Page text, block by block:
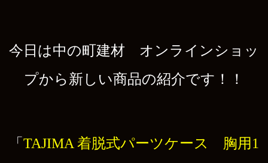
今日は中の町建材 オンラインショッ
プから新しい商品の紹介です！！
「 TAJIMA 着脱式パーツケース 胸用1